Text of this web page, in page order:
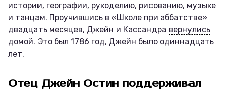
истории, географии, рукоделию, рисованию, музыке
и танцам. Проучившись в «Школе при аббатстве»
двадцать месяцев, Джейн и Кассандра вернулись
домой. Это был 1786 год, Джейн было одиннадцать
лет.
Отец Джейн Остин поддерживал